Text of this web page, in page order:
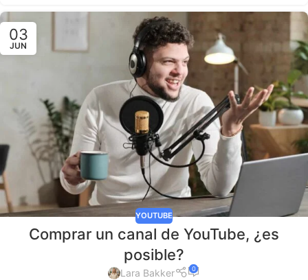
03
JUN
YOUTUBE
Comprar un canal de YouTube, ¿es
posible?
Lara Bakker 0